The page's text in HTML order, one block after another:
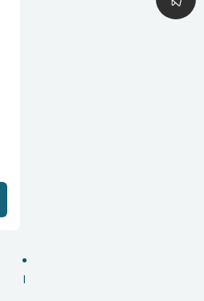
1